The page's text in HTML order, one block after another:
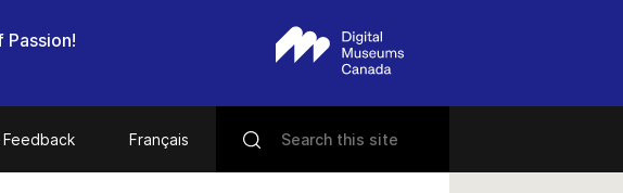
Feedback Français